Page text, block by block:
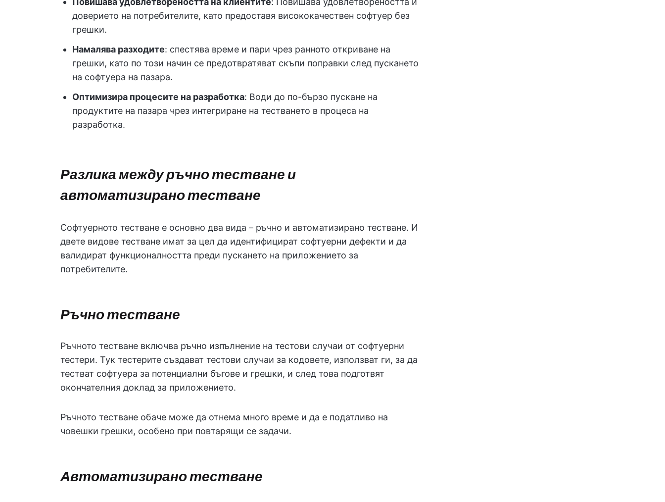
доверието на потребителите, като предоставя висококачествен софтуер без
грешки.
Намалява разходите: спестява време и пари чрез ранното откриване на
грешки, като по този начин се предотвратяват скъпи поправки след пускането
на софтуера на пазара.
Оптимизира процесите на разработка: Води до по-бързо пускане на
продуктите на пазара чрез интегриране на тестването в процеса на
разработка.
Разлика между ръчно тестване и
автоматизирано тестване
Софтуерното тестване е основно два вида – ръчно и автоматизирано тестване. И
двете видове тестване имат за цел да идентифицират софтуерни дефекти и да
валидират функционалността преди пускането на приложението за
потребителите.
Ръчно тестване
Ръчното тестване включва ръчно изпълнение на тестови случаи от софтуерни
тестери. Тук тестерите създават тестови случаи за кодовете, използват ги, за да
тестват софтуера за потенциални бъгове и грешки, и след това подготвят
окончателния доклад за приложението.
Ръчното тестване обаче може да отнема много време и да е податливо на
човешки грешки, особено при повтарящи се задачи.
Автоматизирано тестване